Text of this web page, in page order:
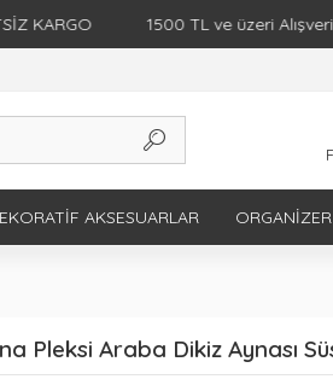
1500 TL ve üzeri
AKSESUARLAR ORGANIZER
Pleksi Araba Dikiz Aynası